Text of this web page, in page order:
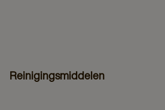
Reinigingsmiddelen